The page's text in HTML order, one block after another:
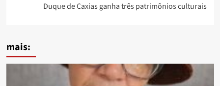
Duque de Caxias ganha três patrimônios culturais
mais: